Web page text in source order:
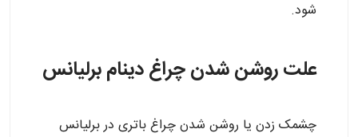
شود.
علت روشن شدن چراغ دینام برلیانس
چشمک زدن یا روشن شدن چراغ باتری در برلیانس